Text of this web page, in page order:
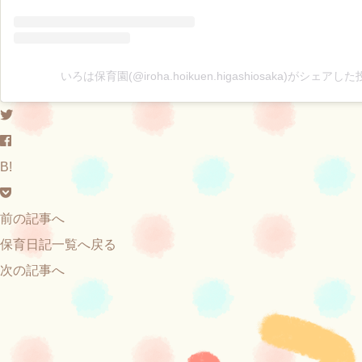
いろは保育園(@iroha.hoikuen.higashiosaka)がシェアした
B!
前の記事へ
保育日記一覧へ戻る
次の記事へ